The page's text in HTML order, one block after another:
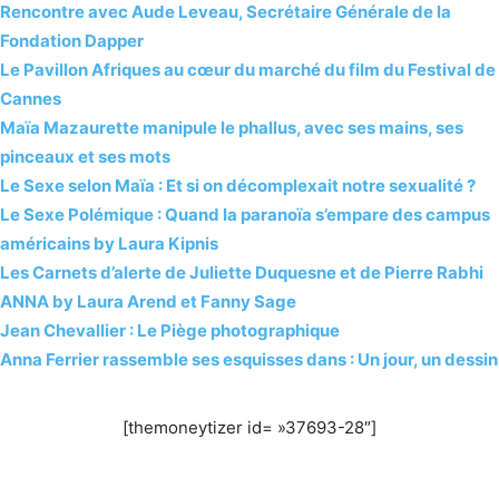
Rencontre avec Aude Leveau, Secrétaire Générale de la
Fondation Dapper
Le Pavillon Afriques au cœur du marché du film du Festival de
Cannes
Maïa Mazaurette manipule le phallus, avec ses mains, ses
pinceaux et ses mots
Le Sexe selon Maïa : Et si on décomplexait notre sexualité ?
Le Sexe Polémique : Quand la paranoïa s’empare des campus
américains by Laura Kipnis
Les Carnets d’alerte de Juliette Duquesne et de Pierre Rabhi
ANNA by Laura Arend et Fanny Sage
Jean Chevallier : Le Piège photographique
Anna Ferrier rassemble ses esquisses dans : Un jour, un dessin
[themoneytizer id= »37693-28″]